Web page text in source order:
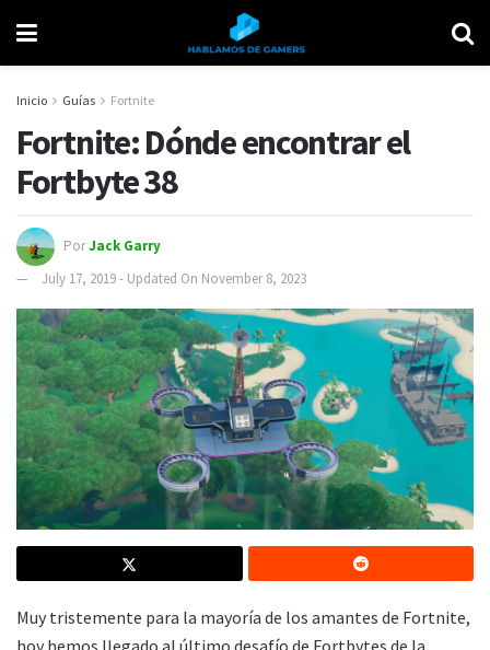
Inicio Guías Fortnite
Fortnite: Dónde encontrar el
Fortbyte 38
PorJack Garry
July 17, 2019 - Updated On November 8, 2023
Muy tristemente para la mayoría de los amantes de Fortnite,
hoy hemos llegado al último desafío de Fortbytes de la